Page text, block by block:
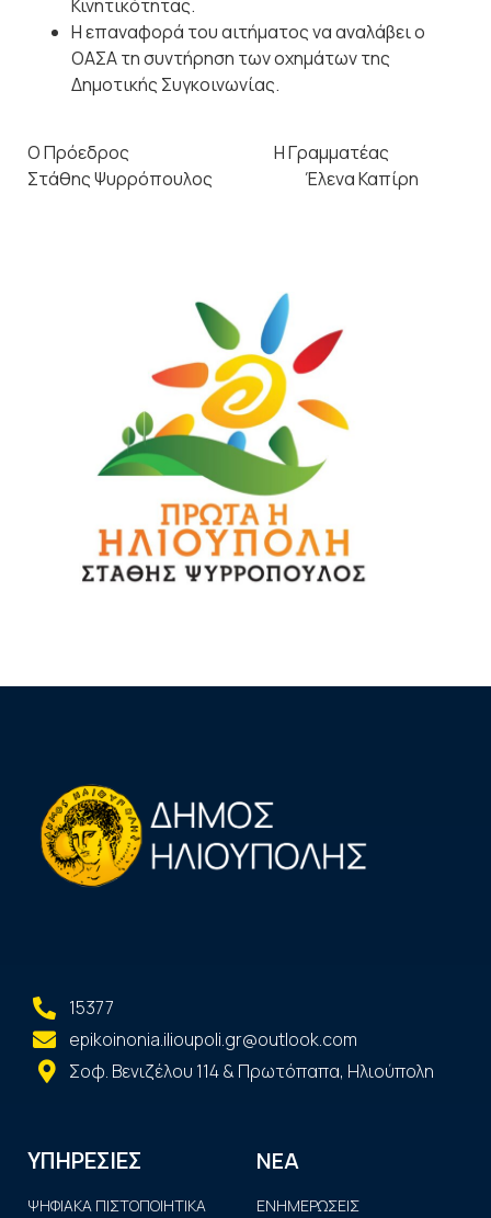
Κινητικότητας.
Η επαναφορά του αιτήματος να αναλάβει ο
ΟΑΣΑ τη συντήρηση των οχημάτων της
Δημοτικής Συγκοινωνίας.
Ο Πρόεδρος Η Γραμματέας
Στάθης Ψυρρόπουλος Έλενα Καπίρη
15377
epikoinonia.ilioupoli.gr@outlook.com
Σοφ. Βενιζέλου 114 & Πρωτόπαπα, Ηλιούπολη
ΥΠΗΡΕΣΙΕΣ
ΨΗΦΙΑΚΑ ΠΙΣΤΟΠΟΙΗΤΙΚΑ
ΝΕΑ
ΕΝΗΜΕΡΩΣΕΙΣ